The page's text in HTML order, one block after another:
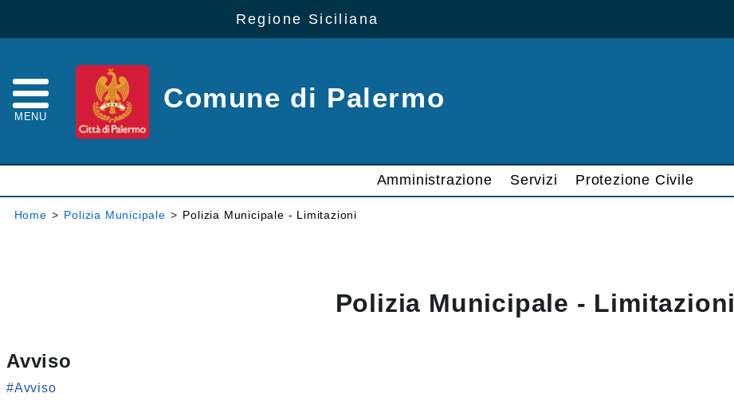
Regione Siciliana
MENU
Comune di Palermo
Amministrazione Servizi Protezione Civile
Home > Polizia Municipale > Polizia Municipale - Limitazioni
Polizia Municipale - Limitazioni
Avviso
#Avviso